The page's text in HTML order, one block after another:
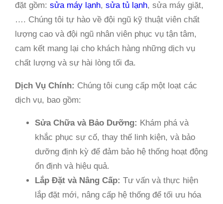
đặt gồm: sửa máy lạnh, sửa tủ lạnh, sửa máy giặt,
…. Chúng tôi tự hào về đội ngũ kỹ thuật viên chất
lượng cao và đội ngũ nhân viên phục vụ tận tâm,
cam kết mang lại cho khách hàng những dịch vụ
chất lượng và sự hài lòng tối đa.
Dịch Vụ Chính: Chúng tôi cung cấp một loạt các
dịch vụ, bao gồm:
Sửa Chữa và Bảo Dưỡng: Khám phá và
khắc phục sự cố, thay thế linh kiện, và bảo
dưỡng định kỳ để đảm bảo hệ thống hoạt động
ổn định và hiệu quả.
Lắp Đặt và Nâng Cấp: Tư vấn và thực hiện
lắp đặt mới, nâng cấp hệ thống để tối ưu hóa